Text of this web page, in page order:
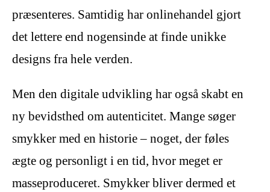
præsenteres. Samtidig har onlinehandel gjort
det lettere end nogensinde at finde unikke
designs fra hele verden.
Men den digitale udvikling har også skabt en
ny bevidsthed om autenticitet. Mange søger
smykker med en historie – noget, der føles
ægte og personligt i en tid, hvor meget er
masseproduceret. Smykker bliver dermed et